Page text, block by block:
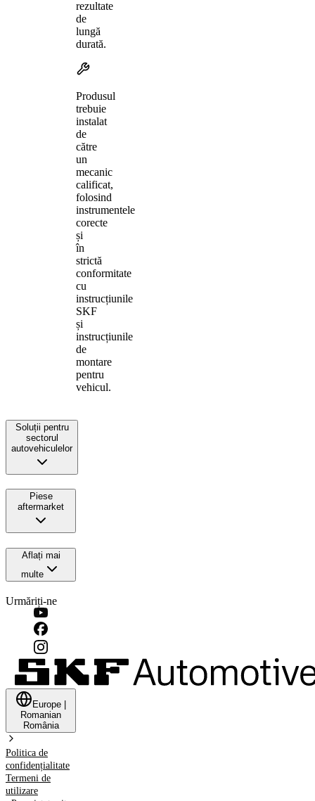
rezultate
de
lungă
durată.
Produsul
trebuie
instalat
de
către
un
mecanic
calificat,
folosind
instrumentele
corecte
și
în
strictă
conformitate
cu
instrucțiunile
SKF
și
instrucțiunile
de
montare
pentru
vehicul.
Soluții pentru
sectorul
autovehiculelor
Piese
aftermarket
Aflați mai
multe
Urmăriți-ne
Europe
Romanian
România
Politica de
confidențialitate
Termeni de
utilizare